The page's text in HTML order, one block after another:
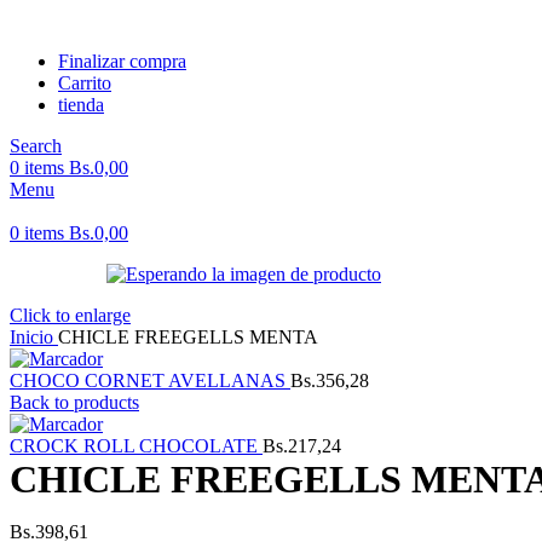
Finalizar compra
Carrito
tienda
Search
0 items Bs.0,00
Menu
0 items Bs.0,00
Click to enlarge
Inicio CHICLE FREEGELLS MENTA
CHOCO CORNET AVELLANAS Bs.356,28
Back to products
CROCK ROLL CHOCOLATE Bs.217,24
CHICLE FREEGELLS
Bs.398,61